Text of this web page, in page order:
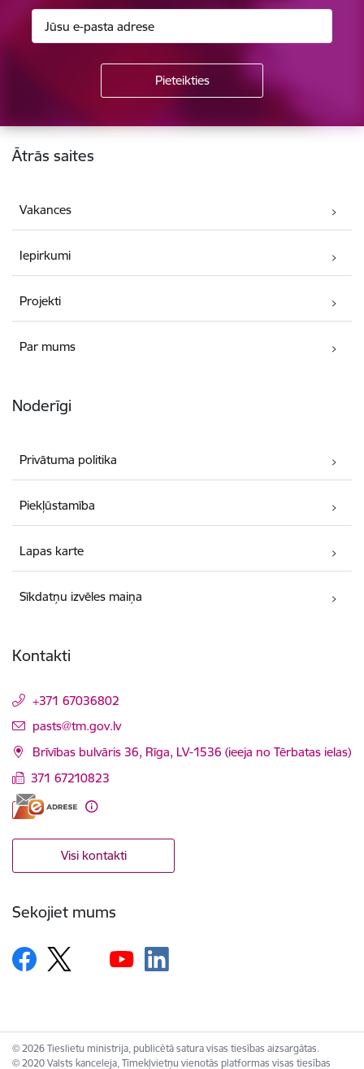
Kājene
Ātrās saites
Vakances
Iepirkumi
Projekti
Par mums
Noderīgi
Privātuma politika
Piekļūstamība
Lapas karte
Sīkdatņu izvēles maiņa
Kontakti
+371 67036802
E-pasts:
pasts@tm.gov.lv
Brīvības bulvāris 36, Rīga, LV-1536 (ieeja no Tērbatas ielas)
371 67210823
Visi kontakti
Sekojiet mums
© 2026 Tieslietu ministrija, publicētā satura visas tiesības aizsargātas.
© 2020 Valsts kanceleja, Tīmekļvietņu vienotās platformas visas tiesības